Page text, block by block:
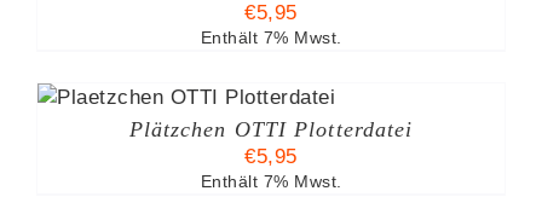
€5,95
Enthält 7% Mwst.
Plätzchen OTTI Plotterdatei
€5,95
Enthält 7% Mwst.